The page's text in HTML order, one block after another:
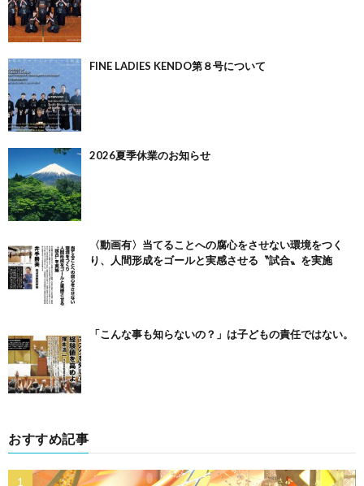
FINE LADIES KENDO第８号について
2026夏季休業のお知らせ
〈動画有〉当てることへの腐心をさせない環境をつく
り、人間形成をゴールと実感させる〝試合〟を実施
「こんな事も知らないの？」は子どもの責任ではない。
おすすめ記事